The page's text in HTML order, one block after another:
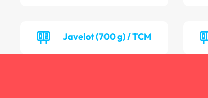
Javelot (700 g) / TCM